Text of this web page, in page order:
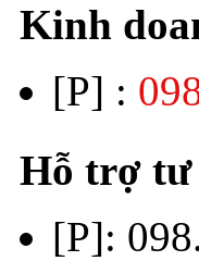
Kinh
[P] :
Hỗ trợ tư
[P]: